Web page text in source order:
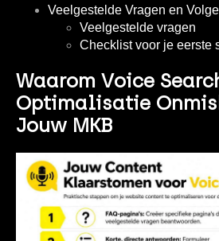
Veelgestelde Vragen en
Veelgestelde vragen
Checklist voor je eerste
Waarom Voice
Optimalisatie
Jouw MKB